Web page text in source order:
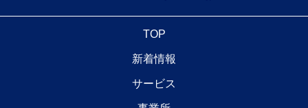
TOP
新着情報
サービス